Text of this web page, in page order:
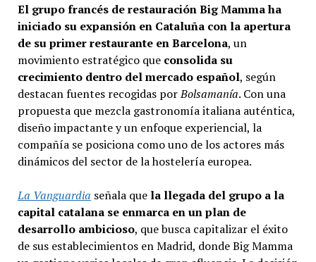
El grupo francés de restauración Big Mamma ha
iniciado su expansión en Cataluña con la apertura
de su primer restaurante en Barcelona, un
movimiento estratégico que consolida su
crecimiento dentro del mercado español, según
destacan fuentes recogidas porBolsamanía. Con una
propuesta que mezcla gastronomía italiana auténtica,
diseño impactante y un enfoque experiencial, la
compañía se posiciona como uno de los actores más
dinámicos del sector de la hostelería europea.
La Vanguardia señala que la llegada del grupo a la
capital catalana se enmarca en un plan de
desarrollo ambicioso, que busca capitalizar el éxito
de sus establecimientos en Madrid, donde Big Mamma